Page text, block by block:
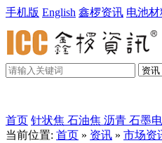
手机版 English 鑫椤资讯 电池材
首页 针状焦 石油焦 沥青 石墨
当前位置: 首页 » 资讯 » 市场资